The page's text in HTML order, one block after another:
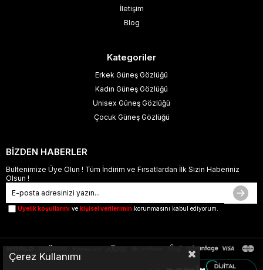
İletişim
Blog
Kategoriler
Erkek Güneş Gözlüğü
Kadın Güneş Gözlüğü
Unisex Güneş Gözlüğü
Çocuk Güneş Gözlüğü
BİZDEN HABERLER
Bültenimize Üye Olun ! Tüm İndirim ve Fırsatlardan İlk Sizin Haberiniz
Olsun !
Üyelik koşullarını ve kişisel verilerimin korunmasını kabul ediyorum.
Çerez Kullanımı